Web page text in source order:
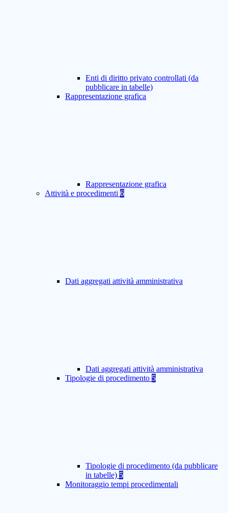
Enti di diritto privato controllati (da
pubblicare in tabelle)
Rappresentazione grafica
Rappresentazione grafica
Attività e procedimenti 6
Dati aggregati attività amministrativa
Dati aggregati attività amministrativa
Tipologie di procedimento 5
Tipologie di procedimento (da pubblicare
in tabelle) 5
Monitoraggio tempi procedimentali